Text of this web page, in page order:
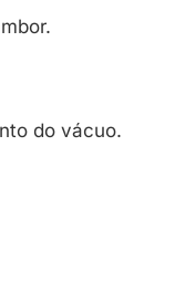
do vácuo.